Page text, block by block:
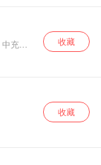
起回到案发现场，
感受那份紧张与悬
通过案件了解历
史，「大案追凶」
充满
心
收藏
收藏